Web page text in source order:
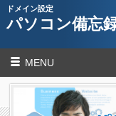
ドメイン設定
パソコン備忘
MENU